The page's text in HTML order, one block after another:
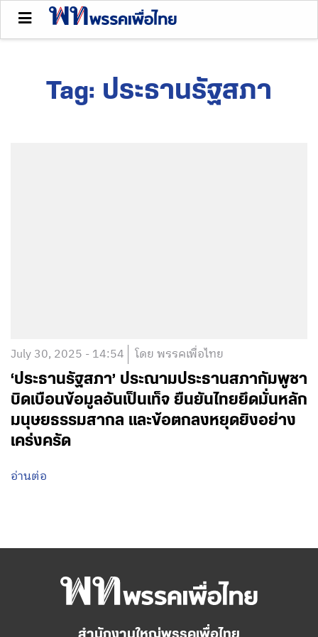
Tag: ประธานรัฐสภา
July 30, 2025 - 14:54 โดย พรรคเพื่อไทย
‘ประธานรัฐสภา’ ประณามประธานสภากัมพูชา
บิดเบือนข้อมูลอันเป็นเท็จ ยืนยันไทยยึดมั่นหลัก
มนุษยธรรมสากล และข้อตกลงหยุดยิงอย่าง
เคร่งครัด
อ่านต่อ